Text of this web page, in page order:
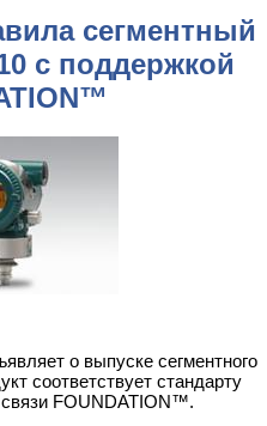
сегментный
с поддержкой
о выпуске сегментного
соответствует стандарту
FOUNDATION™.